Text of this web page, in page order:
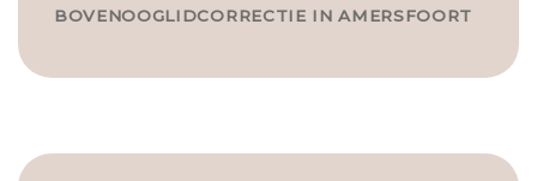
BOVENOOGLIDCORRECTIE IN AMERSFOORT